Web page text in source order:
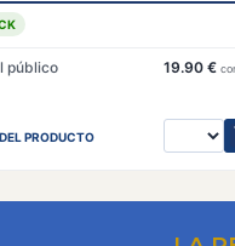
público 19.90 €
PRODUCTO